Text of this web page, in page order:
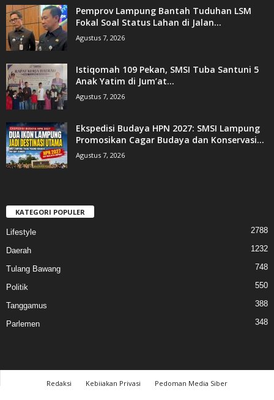
Pemprov Lampung Bantah Tuduhan LSM
Fokal Soal Status Lahan di Jalan...
Agustus 7, 2026
Istiqomah 109 Pekan, SMSI Tuba Santuni 5
Anak Yatim di Jum’at...
Agustus 7, 2026
Ekspedisi Budaya HPN 2027: SMSI Lampung
Promosikan Cagar Budaya dan Konservasi...
Agustus 7, 2026
KATEGORI POPULER
Lifestyle 2788
Daerah 1232
Tulang Bawang 748
Politik 550
Tanggamus 388
Parlemen 348
Redaksi Kebijakan Privasi
Pedoman Media Siber